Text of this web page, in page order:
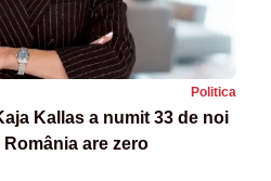
Politica
Kallas a numit 33 de noi
are zero